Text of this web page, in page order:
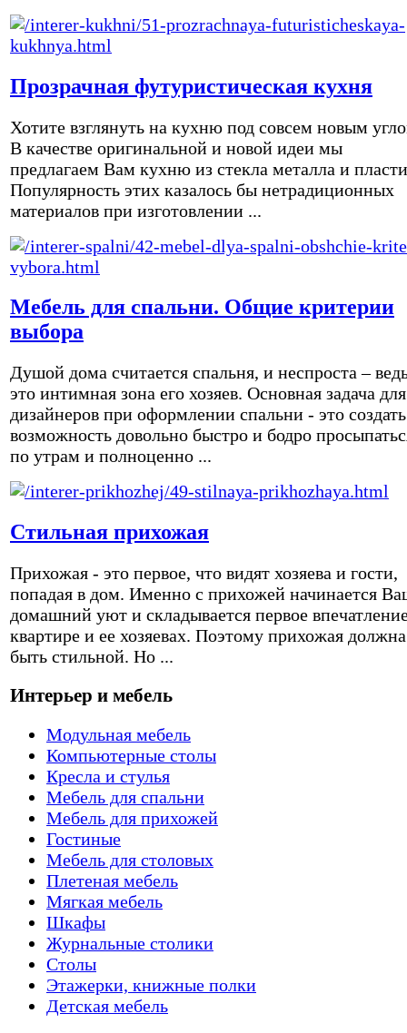
Прозрачная футуристическая кухня
Хотите взглянуть на кухню под совсем новым
В качестве оригинальной и новой идеи мы
предлагаем Вам кухню из стекла металла и
Популярность этих казалось бы нетрадиционных
материалов при изготовлении ...
Мебель для спальни. Общие критерии
выбора
Душой дома считается спальня, и неспроста –
это интимная зона его хозяев. Основная задача для
дизайнеров при оформлении спальни - это создать
возможность довольно быстро и бодро
по утрам и полноценно ...
Стильная прихожая
Прихожая - это первое, что видят хозяева и гости,
попадая в дом. Именно с прихожей начинается
домашний уют и складывается первое
квартире и ее хозяевах. Поэтому прихожая должна
быть стильной. Но ...
Интерьер и мебель
Модульная мебель
Компьютерные столы
Кресла и стулья
Мебель для спальни
Мебель для прихожей
Гостиные
Мебель для столовых
Плетеная мебель
Мягкая мебель
Шкафы
Журнальные столики
Столы
Этажерки, книжные полки
Детская мебель